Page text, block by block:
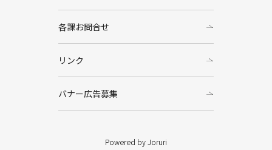
各課お問合せ
リンク
バナー広告募集
Powered by Joruri